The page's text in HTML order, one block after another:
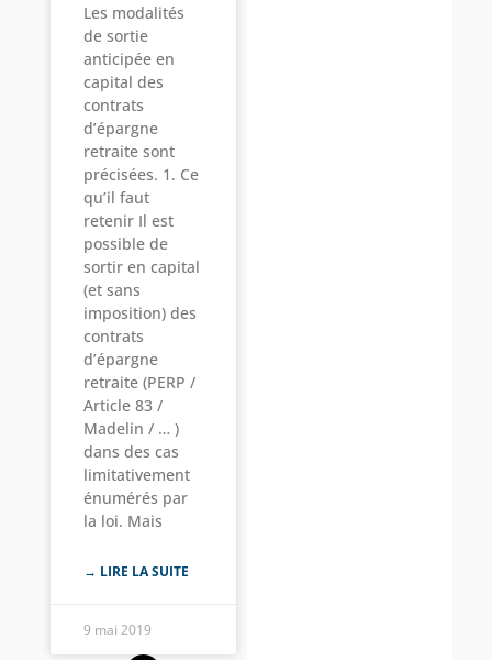
Les modalités
de sortie
anticipée en
capital des
contrats
d’épargne
retraite sont
précisées. 1. Ce
qu’il faut
retenir Il est
possible de
sortir en capital
(et sans
imposition) des
contrats
d’épargne
retraite (PERP /
Article 83 /
Madelin / … )
dans des cas
limitativement
énumérés par
la loi. Mais
→ LIRE LA SUITE
9 mai 2019